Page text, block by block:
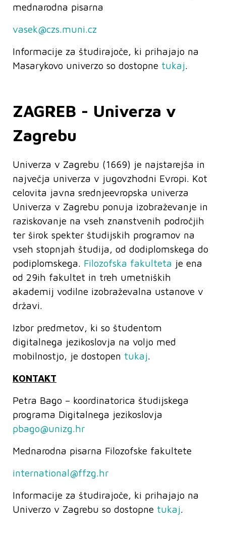
mednarodna pisarna
vasek@czs.muni.cz
Informacije za študirajoče, ki prihajajo na
Masarykovo univerzo so dostopne tukaj.
ZAGREB - Univerza v
Zagrebu
Univerza v Zagrebu (1669) je najstarejša in
največja univerza v jugovzhodni Evropi. Kot
celovita javna srednjeevropska univerza
Univerza v Zagrebu ponuja izobraževanje in
raziskovanje na vseh znanstvenih področjih
ter širok spekter študijskih programov na
vseh stopnjah študija, od dodiplomskega do
podiplomskega. Filozofska fakulteta je ena
od 29ih fakultet in treh umetniških
akademij vodilne izobraževalna ustanove v
državi.
Izbor predmetov, ki so študentom
digitalnega jezikoslovja na voljo med
mobilnostjo, je dostopen tukaj.
KONTAKT
Petra Bago – koordinatorica študijskega
programa Digitalnega jezikoslovja
pbago@unizg.hr
Mednarodna pisarna Filozofske fakultete
international@ffzg.hr
Informacije za študirajoče, ki prihajajo na
Univerzo v Zagrebu so dostopne tukaj.